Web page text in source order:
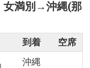
女満別 →沖縄(那
到着 空席
沖縄